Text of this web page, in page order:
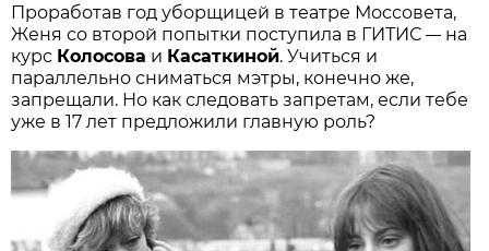
Проработав год уборщицей в театре Моссовета,
Женя со второй попытки поступила в ГИТИС— на
курс Колосова и Касаткиной. Учиться и
параллельно сниматься мэтры, конечно же,
запрещали. Но как следовать запретам, если тебе
уже в 17 лет предложили главную роль?